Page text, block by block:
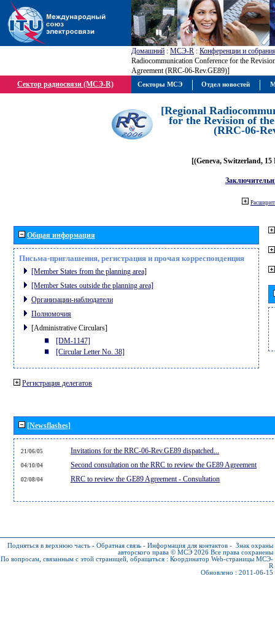
Домашний : МСЭ-R : Конференции и
Radiocommunication Conference for the
Agreement (RRC-06-Rev.GE89)]
Сектор радиосвязи (МСЭ-R)
[Regional
for the Revision of
(RRC-06-
[(Geneva, Switzerland, 15
Общая информация
Письма-приглашения, регистрация и прочая корреспонденция
[Member States from the planning area]
[Member States outside the planning area]
Организации-наблюдатели
Полномочия
[Administrative Circulars]
[DM-1147]
[Circular Letter No. 38]
Регистрация делегатов
[Newsflashes]
21/06/05 Invitations for the RRC-06-Rev.GE89 dispatched...
04/10/04 Second consultation on the RRC to review the GE89 Agreement
02/08/04 RRC to review the GE89 Agreement - Consultation
Подняться в верхнюю часть - Обратная связь - Информация для контактов - Знак охраны
авторского права © МСЭ 2026 Все права сохранены
По вопросам, связанным с этой страницей, обращаться : Координатор Web-страницы МСЭ-
R
Обновлено : 2011-06-15
Секторы МСЭ Отдел новостей